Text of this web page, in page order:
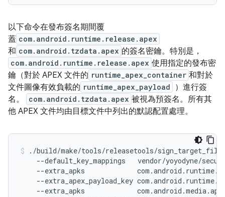
以下命令在發布簽名期間覆
蓋 com.android.runtime.release.apex
和 com.android.tzdata.apex 的簽名密鑰。特別是，
com.android.runtime.release.apex 使用指定的發布密
鑰（對於 APEX 文件的 runtime_apex_container 和對於
文件圖像有效負載的 runtime_apex_payload
）進行簽
名。
com.android.tzdata.apex 被視為預簽名。所有其
他 APEX 文件均由目標文件中列出的默認配置處理。
./build/make/tools/releasetools/
--default_key_mappings   vendor/yoyodyne/
--extra_apks
--extra_apex_payload_key
--extra_apks